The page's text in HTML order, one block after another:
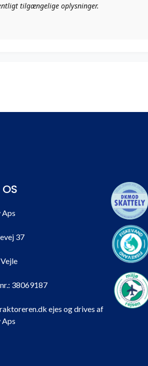
tilgængelige oplysninger.
Aps
37
38069187
ejes og drives af
Aps